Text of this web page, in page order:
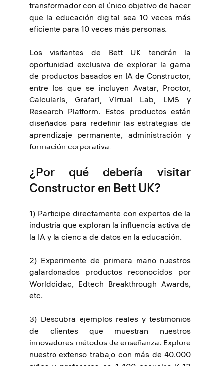
transformador con el único objetivo de hacer
que la educación digital sea 10 veces más
eficiente para 10 veces más personas.
Los visitantes de Bett UK tendrán la
oportunidad exclusiva de explorar la gama
de productos basados en IA de Constructor,
entre los que se incluyen Avatar, Proctor,
Calcularis, Grafari, Virtual Lab, LMS y
Research Platform. Estos productos están
diseñados para redefinir las estrategias de
aprendizaje permanente, administración y
formación corporativa.
¿Por qué debería visitar
Constructor en Bett UK?
1) Participe directamente con expertos de la
industria que exploran la influencia activa de
la IA y la ciencia de datos en la educación.
2) Experimente de primera mano nuestros
galardonados productos reconocidos por
Worlddidac, Edtech Breakthrough Awards,
etc.
3) Descubra ejemplos reales y testimonios
de clientes que muestran nuestros
innovadores métodos de enseñanza. Explore
nuestro extenso trabajo con más de 40.000